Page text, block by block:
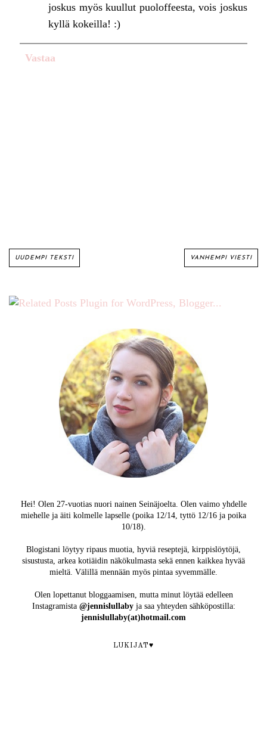
joskus myös kuullut puoloffeesta, vois joskus
kyllä kokeilla! :)
Vastaa
UUDEMPI TEKSTI VANHEMPI VIESTI
Hei! Olen 27-vuotias nuori nainen Seinäjoelta. Olen vaimo yhdelle
miehelle ja äiti kolmelle lapselle (poika 12/14, tyttö 12/16 ja poika
10/18).
Blogistani löytyy ripaus muotia, hyviä reseptejä, kirppislöytöjä,
sisustusta, arkea kotiäidin näkökulmasta sekä ennen kaikkea hyvää
mieltä. Välillä mennään myös pintaa syvemmälle.
Olen lopettanut bloggaamisen, mutta minut löytää edelleen
Instagramista @jennislullabyja saa yhteyden sähköpostilla:
jennislullaby(at)hotmail.com
LUKIJAT♥